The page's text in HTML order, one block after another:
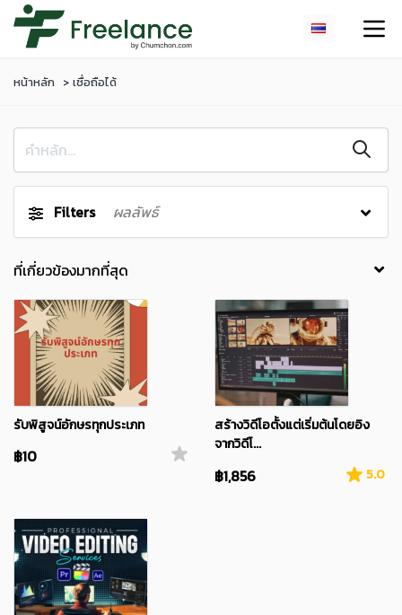
หน้าหลัก เชื่อถือได้
Filters ผลลัพธ์
รับพิสูจน์อักษรทุกประเภท
฿10
สร้างวิดีโอตั้งแต่เริ่มต้นโดยอิง
จากวิดีโ...
฿1,856 5.0